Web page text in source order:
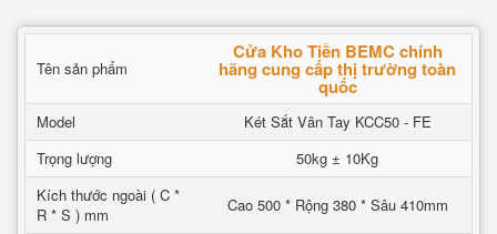
Tên sản phẩm
Cửa Kho Tiền BEMC chính
hãng cung cấp thị trường toàn
quốc
Model
Két Sắt Vân Tay KCC50 - FE
Trọng lượng
50kg ± 10Kg
Kích thước ngoài ( C *
R * S ) mm
Cao 500 * Rộng 380 * Sâu 410mm